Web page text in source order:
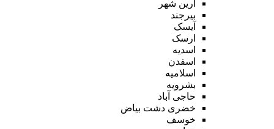
آرین شهر
بیرجند
آیسک
ارسک
اسدیه
اسفدن
اسلامیه
بشرویه
حاجی آباد
خضری دشت بیاض
خوسف